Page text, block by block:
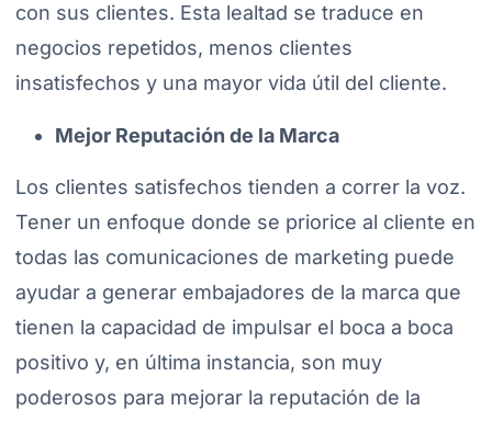
con sus clientes. Esta lealtad se traduce en
negocios repetidos, menos clientes
insatisfechos y una mayor vida útil del cliente.
Mejor Reputación de la Marca
Los clientes satisfechos tienden a correr la voz.
Tener un enfoque donde se priorice al cliente en
todas las comunicaciones de marketing puede
ayudar a generar embajadores de la marca que
tienen la capacidad de impulsar el boca a boca
positivo y, en última instancia, son muy
poderosos para mejorar la reputación de la